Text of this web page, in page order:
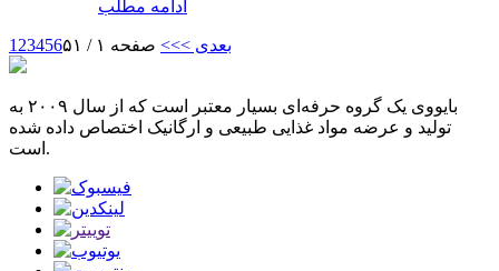
ادامه مطلب
1 23456 بعدی >>> صفحه ۱ / ۵۱
بایووی یک گروه حرفه‌ای بسیار معتبر است که از سال ۲۰۰۹ به
تولید و عرضه مواد غذایی طبیعی و ارگانیک اختصاص داده شده
است.